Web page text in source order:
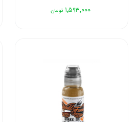
۱٬۵۹۳٬۰۰۰